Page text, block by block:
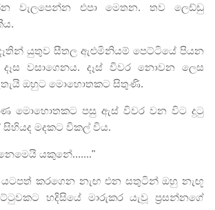
වැලපෙන්න එපා මෙතන. තව ලෙඩ්ඩු
යුතුව සීතල ඇළුමිනියම් පෙට්ටියේ පියන
වසාගෙනය. දෑස් විවර නොවන ලෙස
ඔහුට මොහොතකට සිතුණි.
මොහොතකට පසු ඇස් විවර වන විට දුටු
මදකට විකල් විය.
යකුනේ......."
කරගෙන නැඟ එන සතුටින් ඔහු නැඟූ
හදිසියේ මාරුකර යැවූ ප්‍රසන්නගේ